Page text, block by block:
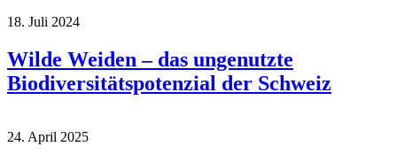
18. Juli 2024
Wilde Weiden – das ungenutzte
Biodiversitätspotenzial der Schweiz
24. April 2025